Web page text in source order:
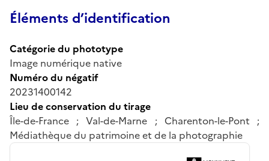
Éléments d’identification
Catégorie du phototype
Image numérique native
Numéro du négatif
20231400142
Lieu de conservation du tirage
Île-de-France ; Val-de-Marne ; Charenton-le-Pont ;
Médiathèque du patrimoine et de la photographie